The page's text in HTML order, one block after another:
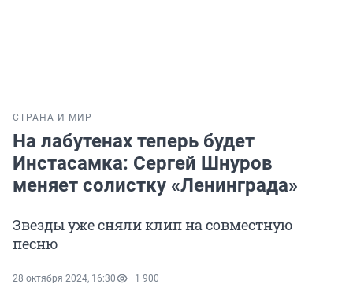
СТРАНА И МИР
На лабутенах теперь будет
Инстасамка: Сергей Шнуров
меняет солистку «Ленинграда»
Звезды уже сняли клип на совместную
песню
28 октября 2024, 16:30 1 900